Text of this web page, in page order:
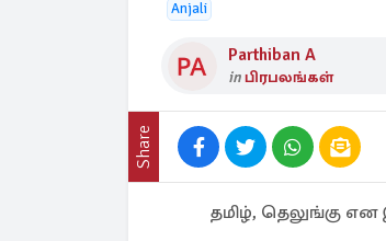
Anjali
Parthiban A
inபிரபலங்கள்
Share
தமிழ், தெலுங்கு என